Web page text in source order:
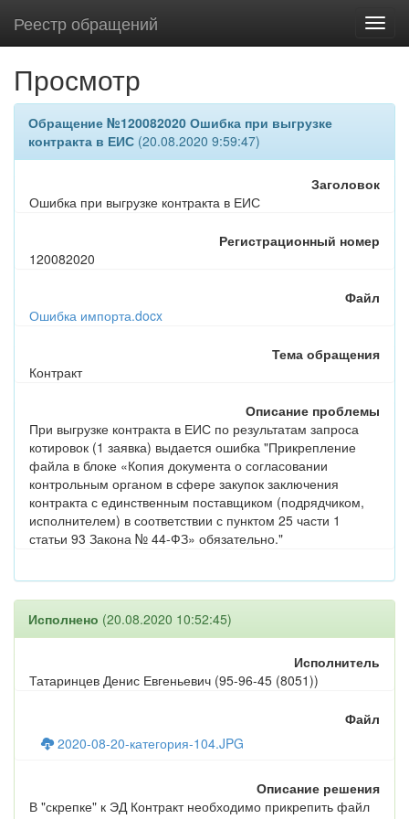
Реестр обращений
Просмотр
Обращение №120082020 Ошибка при выгрузке
контракта в ЕИС (20.08.2020 9:59:47)
Заголовок
Ошибка при выгрузке контракта в ЕИС
Регистрационный номер
120082020
Файл
Ошибка импорта.docx
Тема обращения
Контракт
Описание проблемы
При выгрузке контракта в ЕИС по результатам запроса
котировок (1 заявка) выдается ошибка "Прикрепление
файла в блоке «Копия документа о согласовании
контрольным органом в сфере закупок заключения
контракта с единственным поставщиком (подрядчиком,
исполнителем) в соответствии с пунктом 25 части 1
статьи 93 Закона № 44-ФЗ» обязательно."
Исполнено (20.08.2020 10:52:45)
Исполнитель
Татаринцев Денис Евгеньевич (95-96-45 (8051))
Файл
2020-08-20-категория-104.JPG
Описание решения
В "скрепке" к ЭД Контракт необходимо прикрепить файл